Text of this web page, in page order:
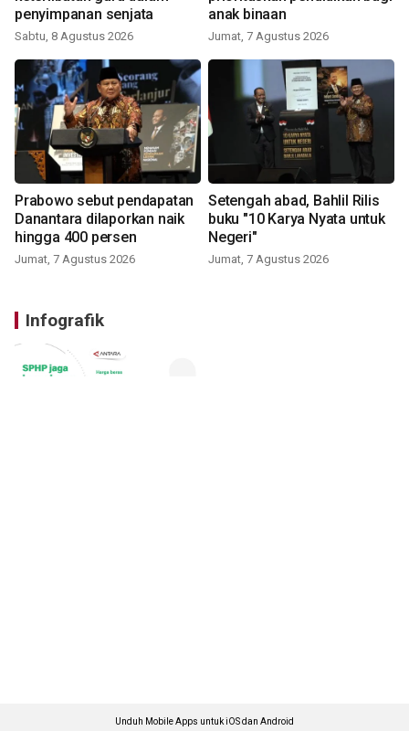
penyimpanan senjata
Sabtu, 8 Agustus 2026
anak binaan
Jumat, 7 Agustus 2026
Prabowo sebut pendapatan
Danantara dilaporkan naik
hingga 400 persen
Jumat, 7 Agustus 2026
Setengah abad, Bahlil Rilis
buku "10 Karya Nyata untuk
Negeri"
Jumat, 7 Agustus 2026
Infografik
Unduh Mobile Apps untuk iOS dan Android